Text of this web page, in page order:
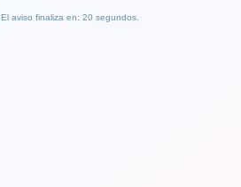
El aviso finaliza en: 19 segundos.